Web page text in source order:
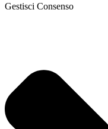
Gestisci Consenso